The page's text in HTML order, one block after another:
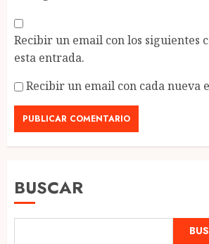
Recibir un email con los siguientes
esta entrada.
Recibir un email con cada nueva
BUSCAR